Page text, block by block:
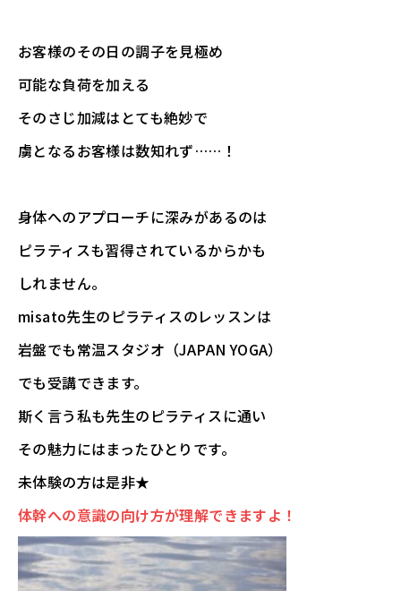
お客様のその日の調子を見極め
可能な負荷を加える
そのさじ加減はとても絶妙で
虜となるお客様は数知れず……！
身体へのアプローチに深みがあるのは
ピラティスも習得されているからかも
しれません。
misato先生のピラティスのレッスンは
岩盤でも常温スタジオ（JAPAN YOGA）
でも受講できます。
斯く言う私も先生のピラティスに通い
その魅力にはまったひとりです。
未体験の方は是非★
体幹への意識の向け方が理解できますよ！